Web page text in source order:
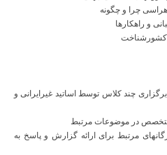
چرا و چگونه
و راهکارها
چند کلاس توسط اساتید غیرایرانی و
در موضوعات مرتبط
مرتبط برای ارائه گزارش و پاسخ به